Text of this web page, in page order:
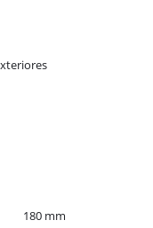
180 mm